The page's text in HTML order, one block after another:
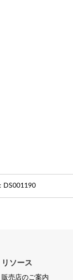
DS001190
リソース
販売店のご案内